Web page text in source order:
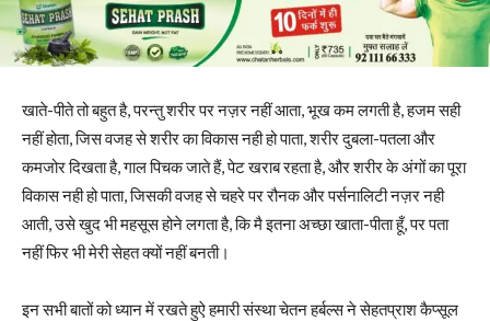
खाते-पीते तो बहुत है, परन्तु शरीर पर नज़र नहीं आता, भूख कम लगती है, हजम सही
नहीं होता, जिस वजह से शरीर का विकास नही हो पाता, शरीर दुबला-पतला और
कमजोर दिखता है, गाल पिचक जाते हैं, पेट खराब रहता है, और शरीर के अंगों का पूरा
विकास नही हो पाता, जिसकी वजह से चहरे पर रौनक और पर्सनालिटी नज़र नही
आती, उसे खुद भी महसूस होने लगता है, कि मै इतना अच्छा खाता-पीता हूँ, पर पता
नहीं फिर भी मेरी सेहत क्यों नहीं बनती।
इन सभी बातों को ध्यान में रखते हुऐ हमारी संस्था चेतन हर्बल्स ने सेहतप्राश कैप्सूल